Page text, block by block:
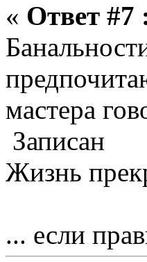
« Ответ #7
мастера
Записан
Жизнь
... если